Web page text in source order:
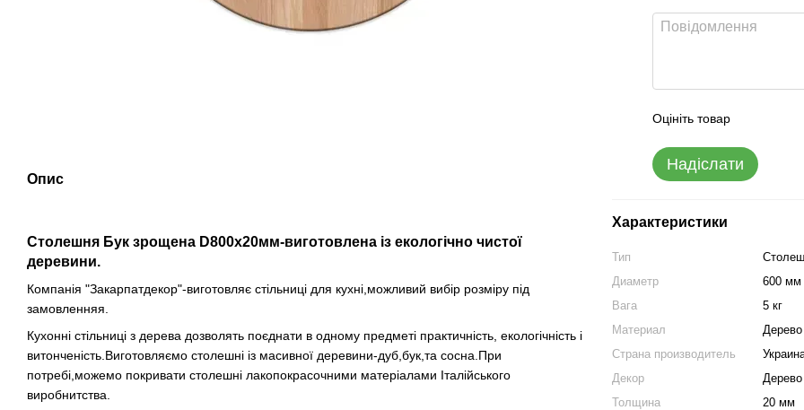
Опис
Столешня Бук зрощена D800х20мм-виготовлена із екологічно чистої
деревини.
Компанія "Закарпатдекор"-виготовляє стільниці для кухні,можливий вибір розміру під
замовленняя.
Кухонні стільниці з дерева дозволять поєднати в одному предметі практичність, екологічність і
витонченість.Виготовляємо столешні із масивної деревини-дуб,бук,та сосна.При
потребі,можемо покривати столешні лакопокрасочними матеріалами Італійського
виробнитства.
Оцініть товар
Надіслати
Характеристики
Тип
Диаметр
600 мм
Вага
5 кг
Материал
Дерево
Страна производитель
Декор
Дерево
Толщина
20 мм